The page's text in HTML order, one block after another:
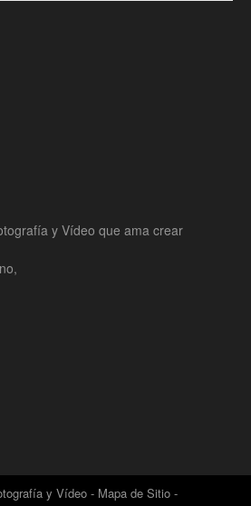
y Vídeo que ama crear
y Vídeo - Mapa de Sitio -